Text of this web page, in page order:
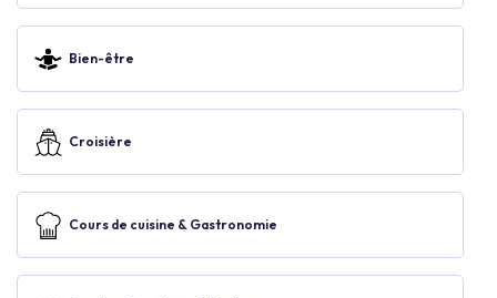
Bien-être
Croisière
Cours de cuisine & Gastronomie